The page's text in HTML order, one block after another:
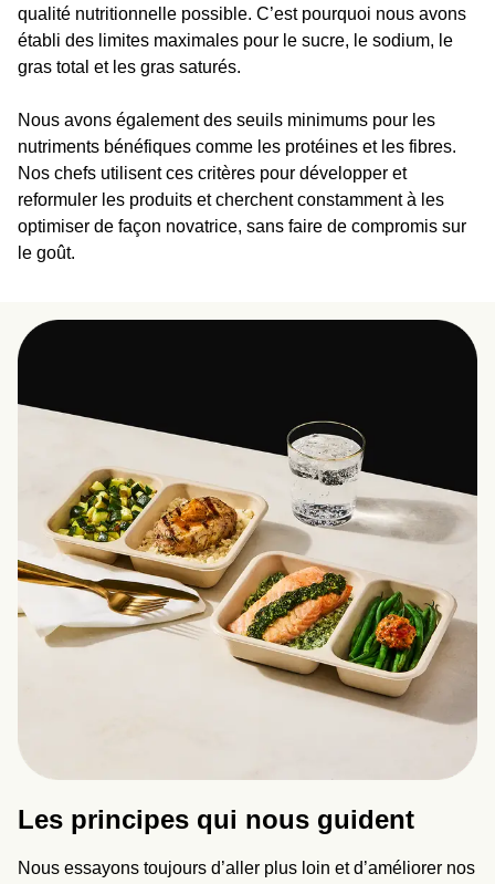
qualité nutritionnelle possible. C’est pourquoi nous avons
établi des limites maximales pour le sucre, le sodium, le
gras total et les gras saturés.
Nous avons également des seuils minimums pour les
nutriments bénéfiques comme les protéines et les fibres.
Nos chefs utilisent ces critères pour développer et
reformuler les produits et cherchent constamment à les
optimiser de façon novatrice, sans faire de compromis sur
le goût.
Les principes qui nous guident
Nous essayons toujours d’aller plus loin et d’améliorer nos